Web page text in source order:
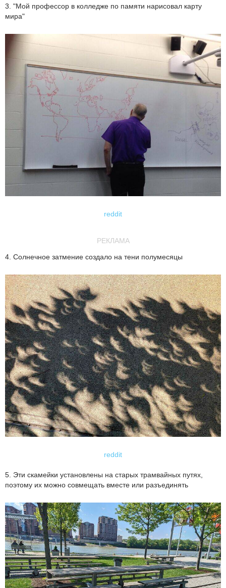
3. "Мой профессор в колледже по памяти нарисовал карту
мира"
reddit
РЕКЛАМА
4. Солнечное затмение создало на тени полумесяцы
reddit
5. Эти скамейки установлены на старых трамвайных путях,
поэтому их можно совмещать вместе или разъединять